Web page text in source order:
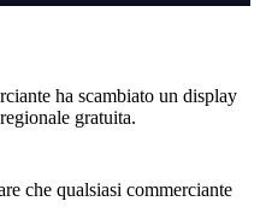
ha scambiato un display
gratuita.
che qualsiasi commerciante